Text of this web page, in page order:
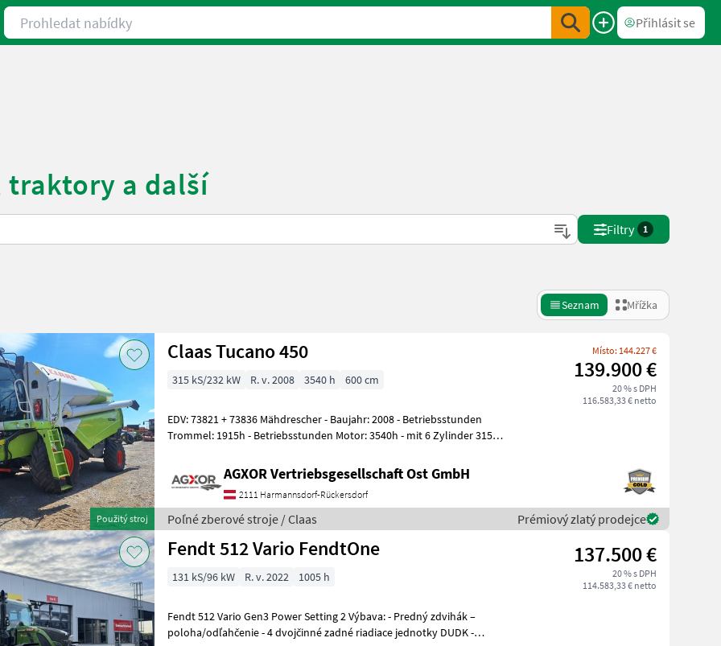
Prohledat nabídky
Přihlásit se
traktory a další
Filtry 1
Seznam Mřížka
Použitý stroj
Claas Tucano 450 Místo: 144.227 €
139.900 €
20 % s DPH
116.583,33 € netto
315 kS/232 kW R. v. 2008 3540 h 600 cm
EDV: 73821 + 73836 Mähdrescher - Baujahr: 2008 - Betriebsstunden
Trommel: 1915h - Betriebsstunden Motor: 3540h - mit 6 Zylinder 315
AGXOR Vertriebsgesellschaft Ost GmbH
2111 Harmannsdorf-Rückersdorf
Poľné zberové stroje / Claas Prémiový zlatý prodejce
Fendt 512 Vario FendtOne 137.500 €
20 % s DPH
114.583,33 € netto
131 kS/96 kW R. v. 2022 1005 h
Fendt 512 Vario Gen3 Power Setting 2 Výbava: - Predný zdvihák –
poloha/odľahčenie - 4 dvojčinné zadné riadiace jednotky DUDK -